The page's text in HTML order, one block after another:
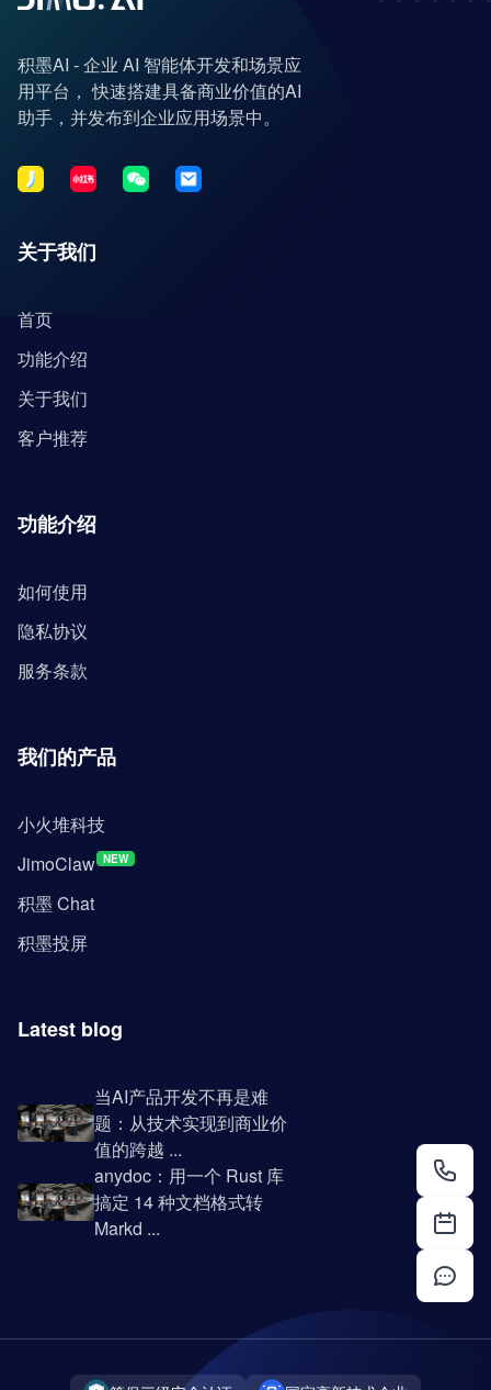
积墨AI - 企业 AI 智能体开发和场景应
用平台， 快速搭建具备商业价值的AI
助手，并发布到企业应用场景中。
关于我们
首页
功能介绍
关于我们
客户推荐
功能介绍
如何使用
隐私协议
服务条款
我们的产品
小火堆科技
JimoClaw NEW
积墨 Chat
积墨投屏
Latest blog
当AI产品开发不再是难
题：从技术实现到商业价
值的跨越 ...
anydoc：用一个 Rust 库
搞定 14 种文档格式转
Markd ...